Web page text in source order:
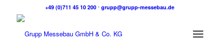
+49 (0)711 45 10 200 ⋅grupp@grupp-messebau.de